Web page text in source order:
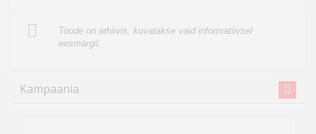
Toode on arhiivis, kuvatakse vaid informatiivsel
eesmärgil.
Kampaania